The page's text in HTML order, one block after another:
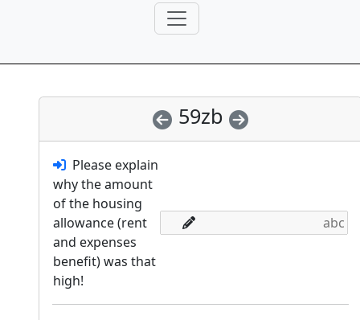
59zb
Please explain
why the amount
of the housing
allowance (rent
and expenses
benefit) was that
high!